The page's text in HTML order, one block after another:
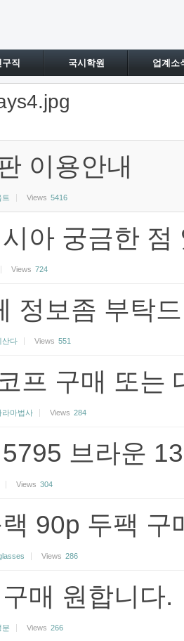
구직 국시학원 업계소
이용안내
트 Views 5416
아 궁금한 점
Views 724
정보좀 부탁
산다 Views 551
프 구매 또는
라마법사 Views 284
브라운
Views 304
90p 두팩 구
Views 286
매 원합니다.
분 Views 266